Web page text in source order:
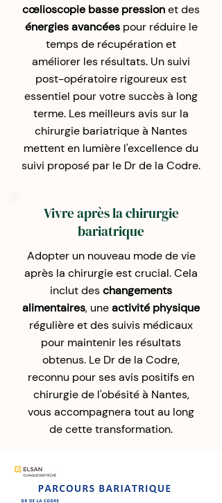
cœlioscopie basse pressionet des
énergies avancéespour réduire le
temps de récupération et
améliorer les résultats. Un suivi
post-opératoire rigoureux est
essentiel pour votre succès à long
terme. Les meilleurs avis sur la
chirurgie bariatrique à Nantes
mettent en lumière l'excellence du
suivi proposé par le Dr de la Codre.
Vivre après la chirurgie
bariatrique
Adopter un nouveau mode de vie
après la chirurgie est crucial. Cela
inclut deschangements
alimentaires, uneactivité physique
régulière et des suivis médicaux
pour maintenir les résultats
obtenus. Le Dr de la Codre,
reconnu pour ses avis positifs en
chirurgie de l'obésité à Nantes,
vous accompagnera tout au long
de cette transformation.